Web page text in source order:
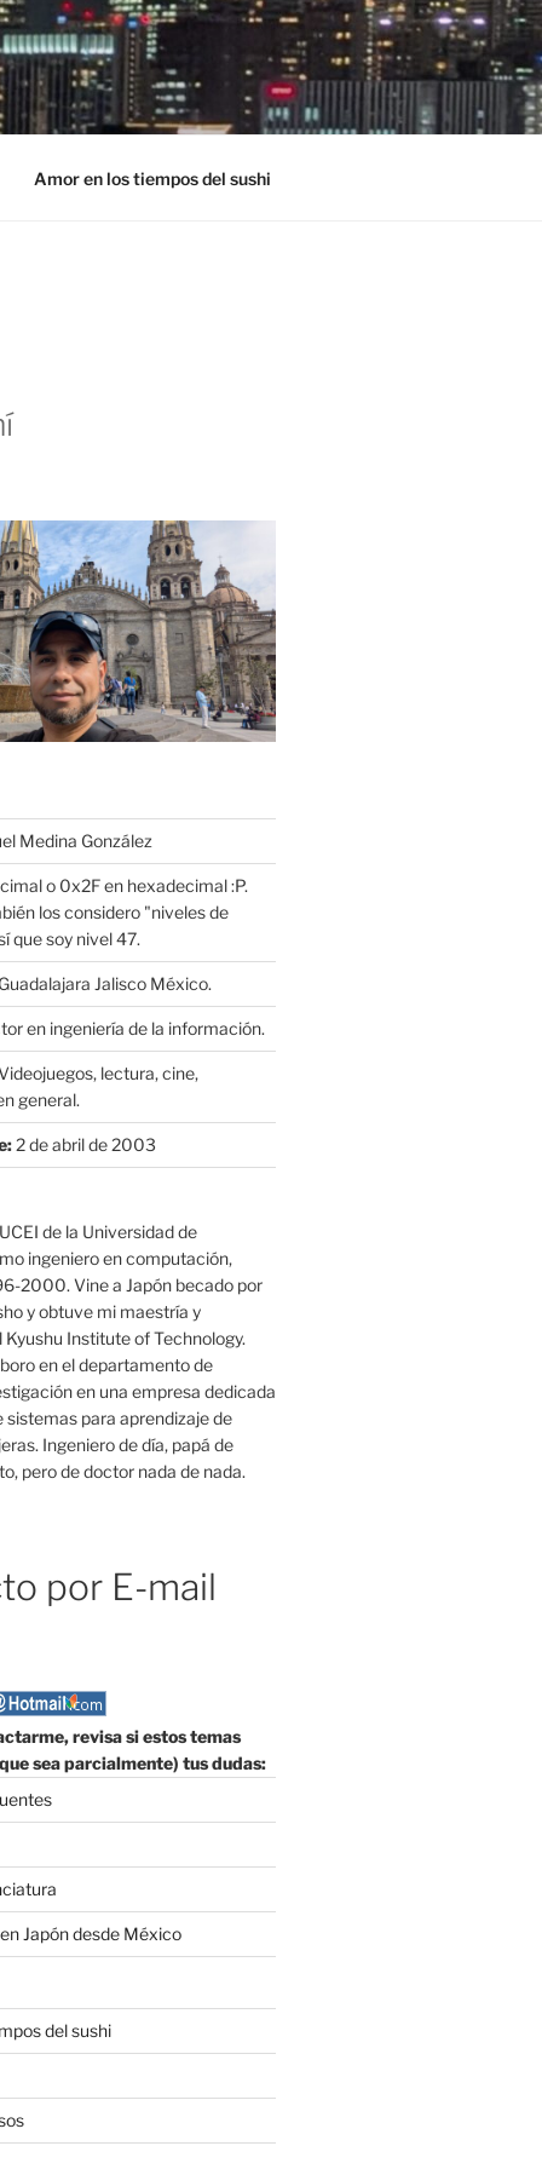
Amor en los tiempos del sushi
Medina González
o 0x2F en hexadecimal :P.
los considero "niveles de
que soy nivel 47.
Jalisco México.
en ingeniería de la información.
lectura, cine,
general.
2 de abril de 2003
de la Universidad de
ingeniero en computación,
2000. Vine a Japón becado por
y obtuve mi maestría y
Institute of Technology.
en el departamento de
en una empresa dedicada
sistemas para aprendizaje de
Ingeniero de día, papá de
pero de doctor nada de nada.
por E-mail
revisa si estos temas
sea parcialmente) tus dudas:
Japón desde México
del sushi